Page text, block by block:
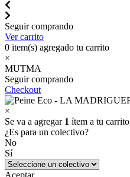
Seguir comprando
Ver carrito
0 item(s) agregado tu carrito
×
MUTMA
Seguir comprando
Checkout
×
Se va a agregar 1 ítem a tu carrito
¿Es para un colectivo?
No
Sí
Aceptar